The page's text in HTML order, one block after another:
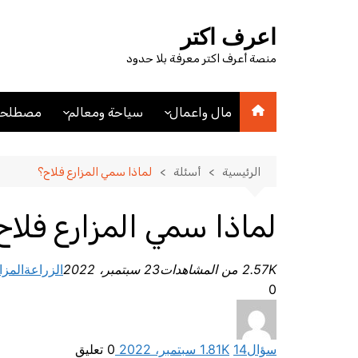
اعرف اكتر
منصة أعرف اكتر معرفة بلا حدود
مال واعمال
مصطلحات اقتصادية
سياحة ومعالم
فنادق
الرئيسية أسئلة لماذا سمي المزارع فلاح؟
لماذا سمي المزارع
2.57K من المشاهدات 23 سبتمبر، 2022 الزراعة
0
سؤال 1.81K 14 سبتمبر، 2022 0 تعليق